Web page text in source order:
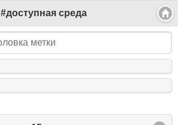
#доступная среда